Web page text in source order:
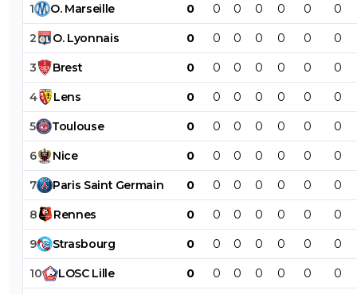
1 O. Marseille 0 0 0 0 0 0 0
2 O. Lyonnais 0 0 0 0 0 0 0
3 Brest 0 0 0 0 0 0 0
4 Lens 0 0 0 0 0 0 0
5 Toulouse 0 0 0 0 0 0 0
6 Nice 0 0 0 0 0 0 0
7 Paris Saint Germain 0 0 0 0 0 0 0
8 Rennes 0 0 0 0 0 0 0
9 Strasbourg 0 0 0 0 0 0 0
10 LOSC Lille 0 0 0 0 0 0 0